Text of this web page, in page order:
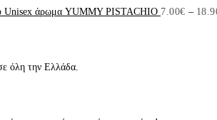
Unisex άρωμα YUMMY PISTACHIO 7.00€ –
όλη την Ελλάδα.